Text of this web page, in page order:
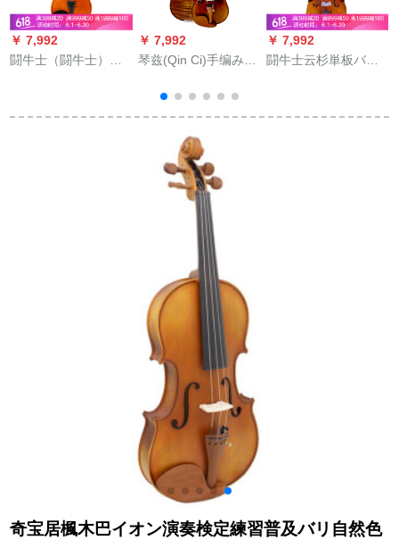
￥ 7,992
闘牛士（闘牛士）手
リン1/2 Bタイプロの
￥ 7,992
琴兹(Qin Ci)手编みみ
奏初学试采级大人子
供バイオリン実木巴
イオン3/4原装配置
278セイト
￥ 7,992
闘牛士云杉単板バイ
メード4/4は身长155
奇宝居楓木巴イオン演奏検定練習普及バリ自然色